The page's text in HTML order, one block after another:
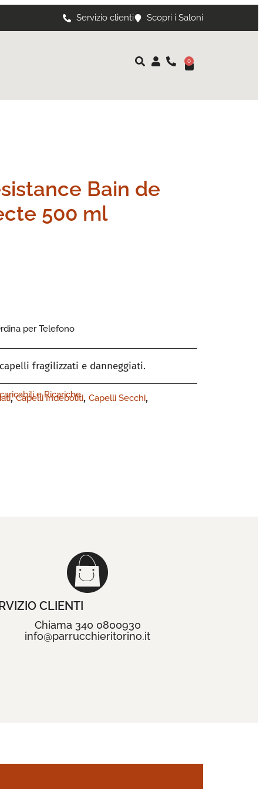
Servizio clienti Scopri i Saloni
0
Bain de
500 ml
per Telefono
fragilizzati e danneggiati.
e Ricariche
, Capelli Indeboliti, Capelli Secchi,
CLIENTI
Chiama 340 0800930
info@parrucchieritorino.it